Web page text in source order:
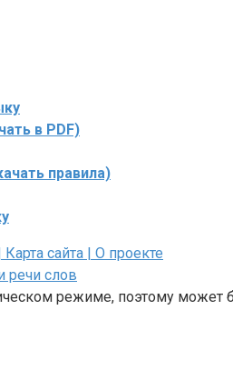
в PDF)
правила)
Карта сайта | О проекте
речи слов
режиме, поэтому